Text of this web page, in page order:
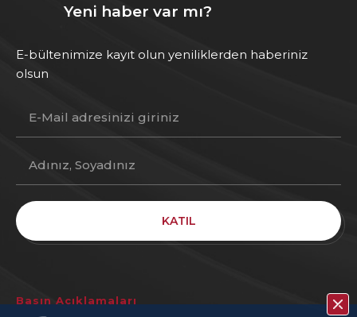
Yeni haber var mı?
E-bültenimize kayıt olun yeniliklerden haberiniz
olsun
KATIL
Basın Açıklamaları